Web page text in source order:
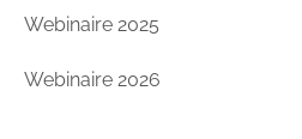
Webinaire 2025
Webinaire 2026